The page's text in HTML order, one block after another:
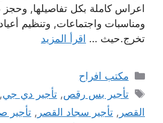
اعراس كاملة بكل تفاصيلها, وحجز
ومناسبات واجتماعات, وتنظيم
تخرج.حيث … اقرأ المزيد
التصنيفات
مكتب افراح
الوسوم
تأجير بس رقص,تأجير دي جي
القصر , تأجير سجاد القصر , تأجير